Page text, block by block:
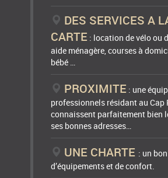
DES SERVICES A
CARTE : location de vélo ou
aide ménagère, courses à
bébé …
PROXIMITE : une
professionnels résidant au Cap
connaissent parfaitement bien
ses bonnes adresses…
UNE CHARTE : un
d’équipements et de confort.